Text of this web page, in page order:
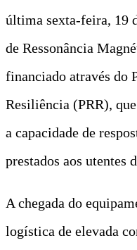
última sexta-feira, 19
de Ressonância
financiado através do
Resiliência (PRR),
a capacidade de
prestados aos utentes
A chegada do
logística de elevada